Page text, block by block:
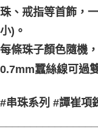
珠、戒指等首飾，
小)。
每條珠子顏色隨機
0.7mm蠶絲線可過
#串珠系列 #譚崔項